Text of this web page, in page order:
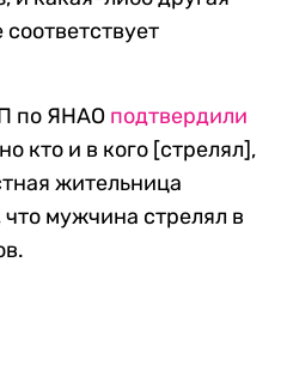
по ЯНАО подтвердили
кто и в кого [стрелял],
жительница
что мужчина стрелял в